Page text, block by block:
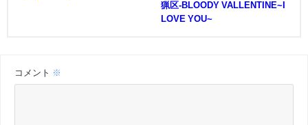
猟区-BLOODY VALLENTINE~I
LOVE YOU~
コメント ※